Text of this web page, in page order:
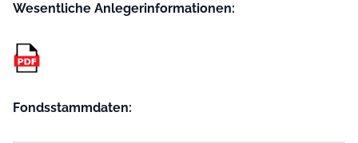
Wesentliche Anleger­informationen:
Fondsstammdaten: